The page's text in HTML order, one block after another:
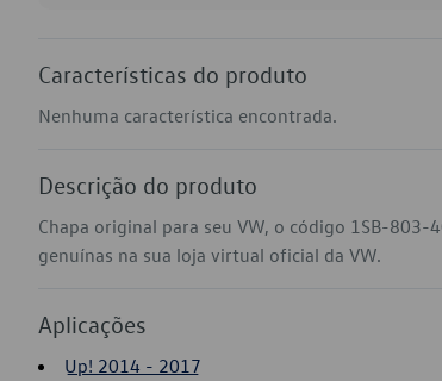
Características do produto
Nenhuma característica encontrada.
Descrição do produto
Chapa original para seu VW, o código 1SB-803-
genuínas na sua loja virtual oficial da VW.
Aplicações
Up! 2014 - 2017